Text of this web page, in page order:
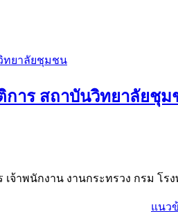
าร สถาบันวิทยาลัยชุม
จ้าพนักงาน งานกระทรวง กรม โ
แนว